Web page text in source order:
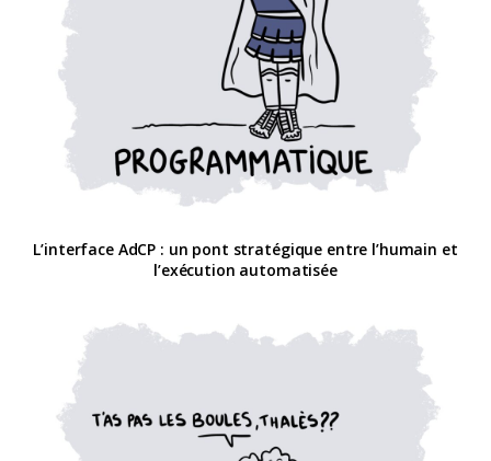
L’interface AdCP : un pont stratégique entre l’humain et
l’exécution automatisée